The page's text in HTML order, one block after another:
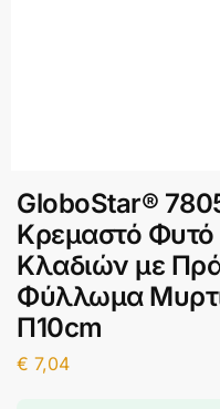
GloboStar®
Κρεμαστό Φυτό
Κλαδιών με
Φύλλωμα
Π10cm
€ 7,04